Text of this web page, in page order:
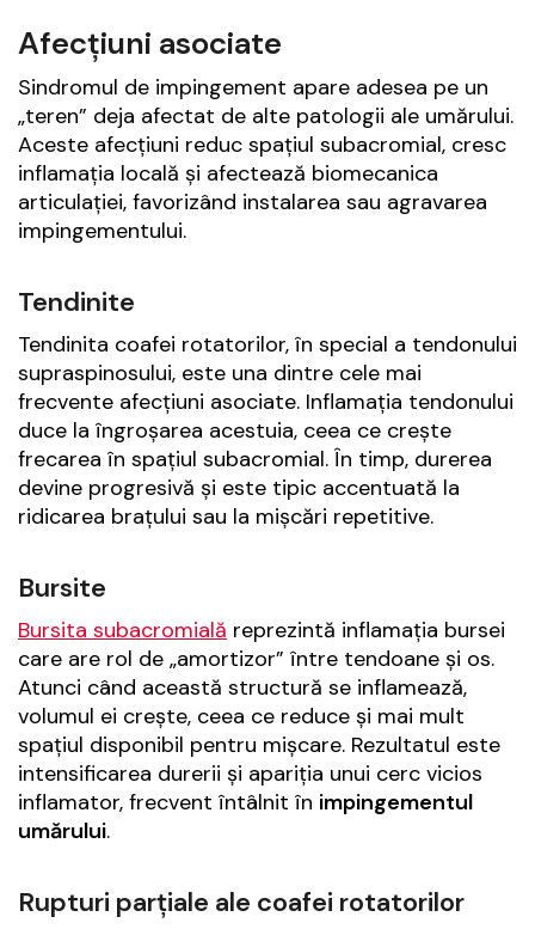
Afecțiuni asociate
Sindromul de impingement apare adesea pe un
„teren” deja afectat de alte patologii ale umărului.
Aceste afecțiuni reduc spațiul subacromial, cresc
inflamația locală și afectează biomecanica
articulației, favorizând instalarea sau agravarea
impingementului.
Tendinite
Tendinita coafei rotatorilor, în special a tendonului
supraspinosului, este una dintre cele mai
frecvente afecțiuni asociate. Inflamația tendonului
duce la îngroșarea acestuia, ceea ce crește
frecarea în spațiul subacromial. În timp, durerea
devine progresivă și este tipic accentuată la
ridicarea brațului sau la mișcări repetitive.
Bursite
Bursita subacromială reprezintă inflamația bursei
care are rol de „amortizor” între tendoane și os.
Atunci când această structură se inflamează,
volumul ei crește, ceea ce reduce și mai mult
spațiul disponibil pentru mișcare. Rezultatul este
intensificarea durerii și apariția unui cerc vicios
inflamator, frecvent întâlnit în impingementul
umărului.
Rupturi parțiale ale coafei rotatorilor